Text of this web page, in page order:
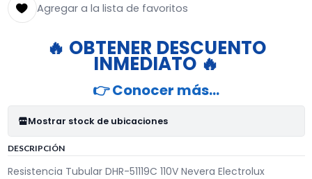
Agregar a la lista de favoritos
🔥 OBTENER DESCUENTO
INMEDIATO 🔥
👉 Conocer más…
Mostrar stock de ubicaciones
DESCRIPCIÓN
Resistencia Tubular DHR-51119C 110V Nevera Electrolux